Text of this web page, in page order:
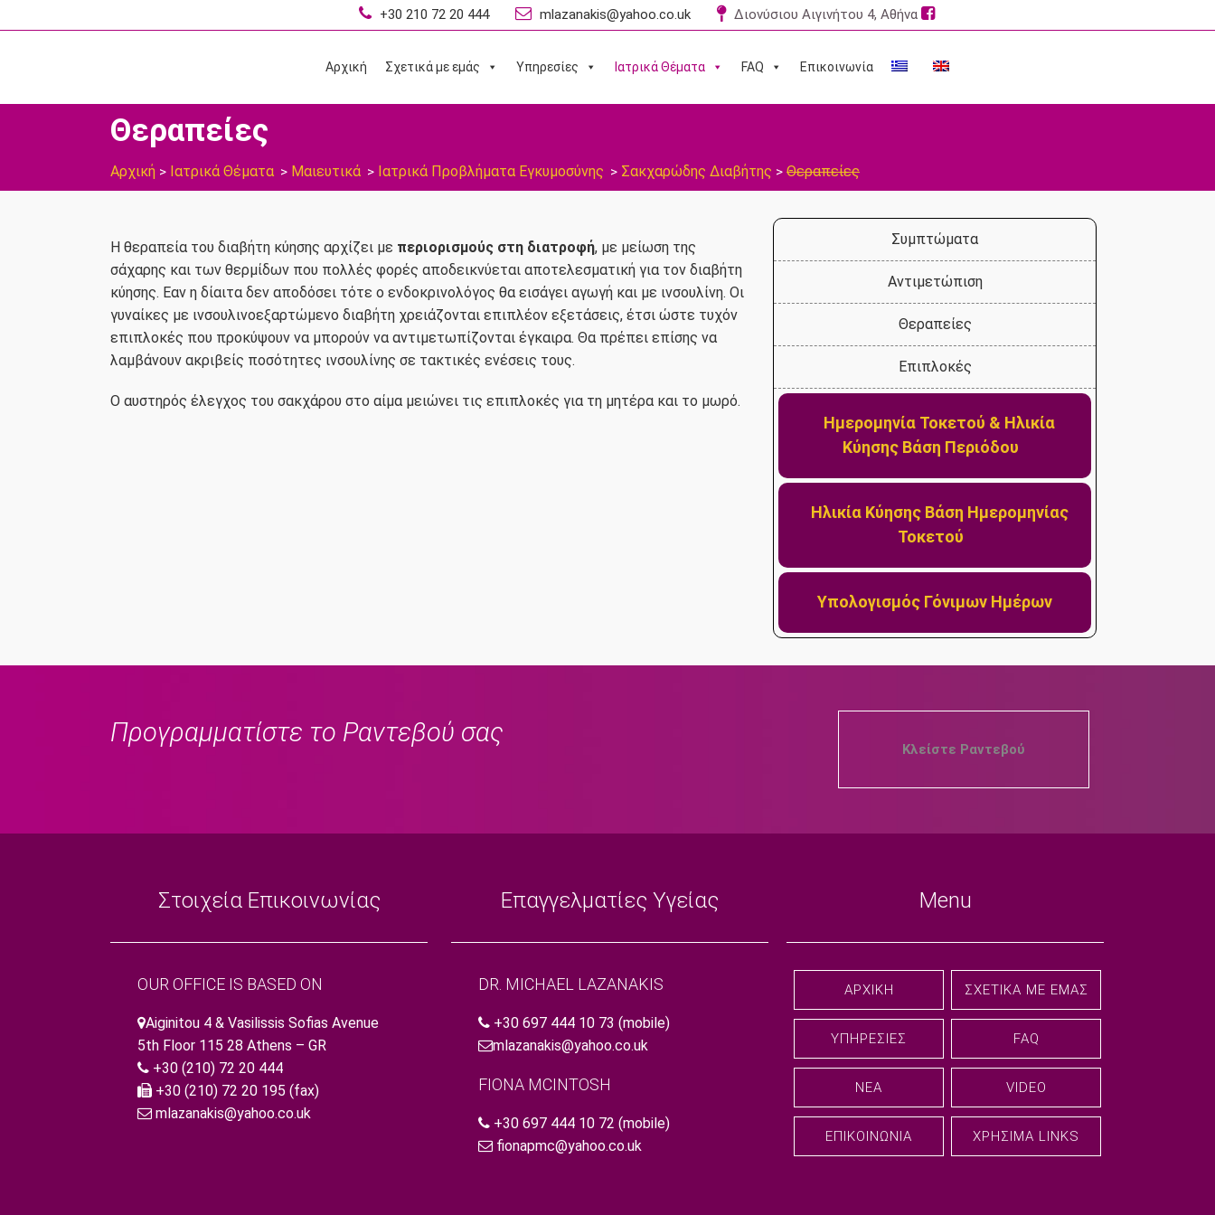
+30 210 72 20 444 mlazanakis@yahoo.co.uk Διονύσιου Αιγινήτου 4, Αθήνα
Αρχική Σχετικά με εμάς Υπηρεσίες Ιατρικά Θέματα FAQ Επικοινωνία
Θεραπείες
Αρχική > Ιατρικά Θέματα > Μαιευτικά > Ιατρικά Προβλήματα Εγκυμοσύνης > Σακχαρώδης Διαβήτης > Θεραπείες
Η θεραπεία του διαβήτη κύησης αρχίζει με περιορισμούς στη διατροφή, με μείωση της
σάχαρης και των θερμίδων που πολλές φορές αποδεικνύεται αποτελεσματική για τον διαβήτη
κύησης. Εαν η δίαιτα δεν αποδόσει τότε ο ενδοκρινολόγος θα εισάγει αγωγή και με ινσουλίνη. Οι
γυναίκες με ινσουλινοεξαρτώμενο διαβήτη χρειάζονται επιπλέον εξετάσεις, έτσι ώστε τυχόν
επιπλοκές που προκύψουν να μπορούν να αντιμετωπίζονται έγκαιρα. Θα πρέπει επίσης να
λαμβάνουν ακριβείς ποσότητες ινσουλίνης σε τακτικές ενέσεις τους.
Ο αυστηρός έλεγχος του σακχάρου στο αίμα μειώνει τις επιπλοκές για τη μητέρα και το μωρό.
Συμπτώματα
Αντιμετώπιση
Θεραπείες
Επιπλοκές
Ημερομηνία Τοκετού & Ηλικία
Κύησης Βάση Περιόδου
Ηλικία Κύησης Βάση Ημερομηνίας
Τοκετού
Υπολογισμός Γόνιμων Ημέρων
Προγραμματίστε το Ραντεβού σας
Κλείστε Ραντεβού
Στοιχεία Επικοινωνίας
OUR OFFICE IS BASED ON
Aiginitou 4 & Vasilissis Sofias Avenue
5th Floor 115 28 Athens – GR
+30 (210) 72 20 444
+30 (210) 72 20 195 (fax)
mlazanakis@yahoo.co.uk
Επαγγελματίες Υγείας
DR. MICHAEL LAZANAKIS
+30 697 444 10 73 (mobile)
mlazanakis@yahoo.co.uk
FIONA MCINTOSH
+30 697 444 10 72 (mobile)
fionapmc@yahoo.co.uk
Menu
ΑΡΧΙΚΉ ΣΧΕΤΙΚΆ ΜΕ ΕΜΆΣ
ΥΠΗΡΕΣΊΕΣ FAQ
ΝΈΑ VIDEO
ΕΠΙΚΟΙΝΩΝΊΑ ΧΡΉΣΙΜΑ LINKS